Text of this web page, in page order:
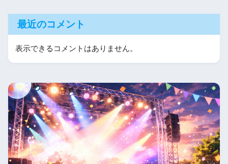
最近のコメント
表示できるコメントはありません。